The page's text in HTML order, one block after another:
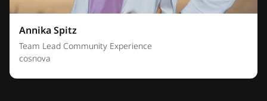
Annika Spitz
Team Lead Community Experience
cosnova